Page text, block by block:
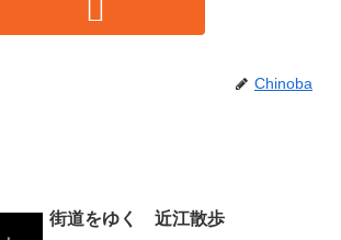
Chinoba
街道をゆく 近江散歩